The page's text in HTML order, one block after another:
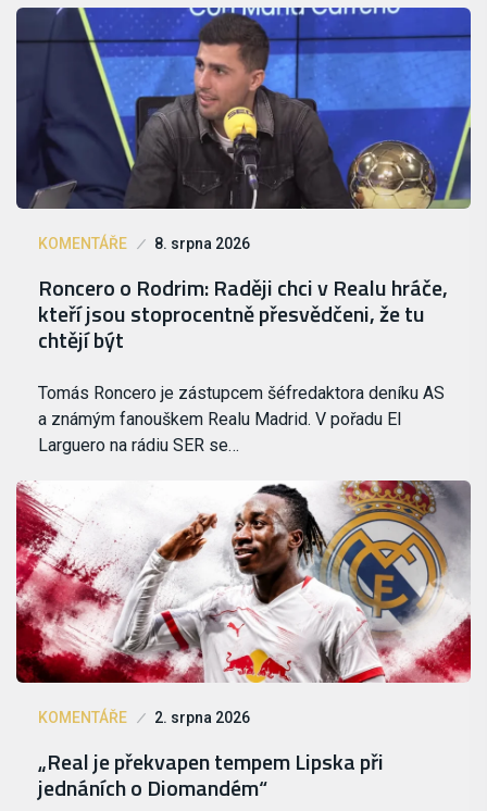
KOMENTÁŘE 8. srpna 2026
Roncero o Rodrim: Raději chci v Realu hráče,
kteří jsou stoprocentně přesvědčeni, že tu
chtějí být
Tomás Roncero je zástupcem šéfredaktora deníku AS
a známým fanouškem Realu Madrid. V pořadu El
Larguero na rádiu SER se…
KOMENTÁŘE 2. srpna 2026
„Real je překvapen tempem Lipska při
jednáních o Diomandém“